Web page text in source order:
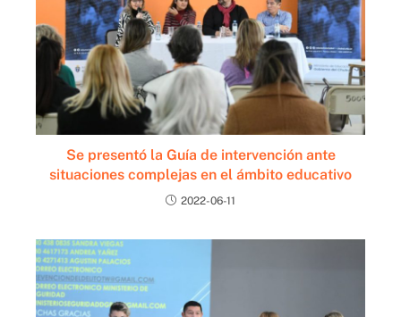
Se presentó la Guía de intervención ante
situaciones complejas en el ámbito educativo
2022-06-11